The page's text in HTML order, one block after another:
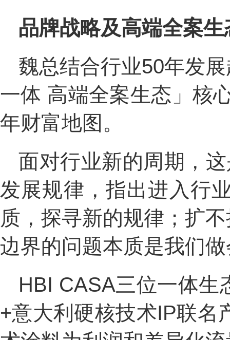
品牌战略及高端全案
魏总结合行业50年发
一体 高端全案生态」核
年财富地图。
面对行业新的周期，
发展规律，指出进入行
质，探寻新的规律；扩
边界的问题本质是我们
HBI CASA三位一体生
+意大利硬核技术IP联名